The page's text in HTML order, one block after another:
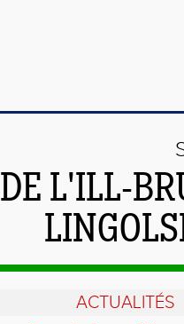
DE L'ILL-
ACTUALITÉS